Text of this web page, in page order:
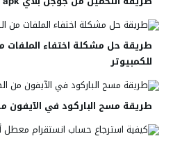
طريقة حل مشكلة اختفاء الملفات
للكمبيوتر
طريقة مسح الباركود في الآيفون